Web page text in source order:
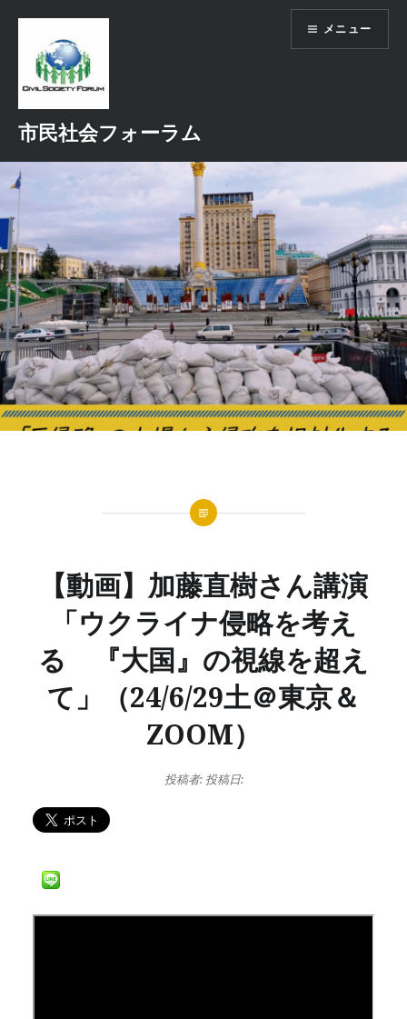
ッ
プ
市民社会フォーラム
メニュー
【動画】加藤直樹さん講演
「ウクライナ侵略を考え
る 『大国』の視線を超え
て」（24/6/29土＠東京＆
ZOOM）
投稿者: 投稿日: